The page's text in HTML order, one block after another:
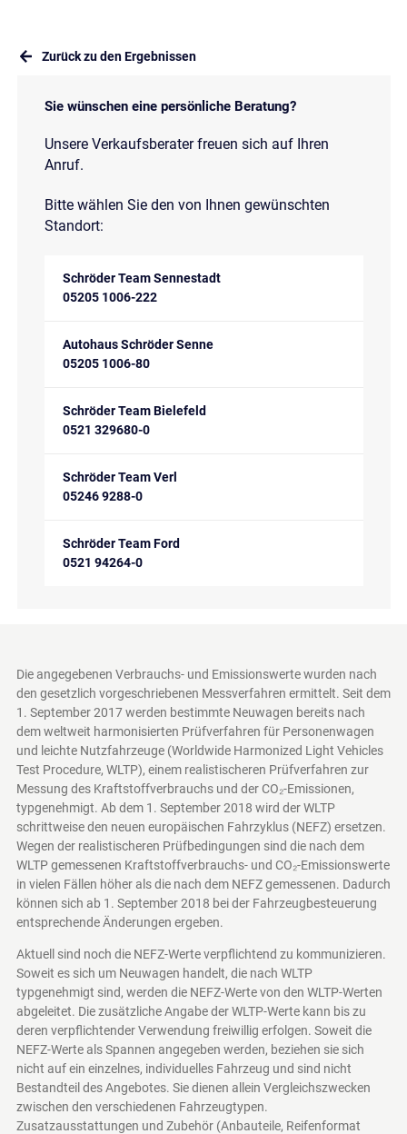
Zurück zu den Ergebnissen
Sie wünschen eine persönliche Beratung?
Unsere Verkaufsberater freuen sich auf Ihren
Anruf.
Bitte wählen Sie den von Ihnen gewünschten
Standort:
Schröder Team Sennestadt
05205 1006-222
Autohaus Schröder Senne
05205 1006-80
Schröder Team Bielefeld
0521 329680-0
Schröder Team Verl
05246 9288-0
Schröder Team Ford
0521 94264-0
Die angegebenen Verbrauchs- und Emissionswerte wurden nach
den gesetzlich vorgeschriebenen Messverfahren ermittelt. Seit dem
1. September 2017 werden bestimmte Neuwagen bereits nach
dem weltweit harmonisierten Prüfverfahren für Personenwagen
und leichte Nutzfahrzeuge (Worldwide Harmonized Light Vehicles
Test Procedure, WLTP), einem realistischeren Prüfverfahren zur
Messung des Kraftstoffverbrauchs und der CO₂-Emissionen,
typgenehmigt. Ab dem 1. September 2018 wird der WLTP
schrittweise den neuen europäischen Fahrzyklus (NEFZ) ersetzen.
Wegen der realistischeren Prüfbedingungen sind die nach dem
WLTP gemessenen Kraftstoffverbrauchs- und CO₂-Emissionswerte
in vielen Fällen höher als die nach dem NEFZ gemessenen. Dadurch
können sich ab 1. September 2018 bei der Fahrzeugbesteuerung
entsprechende Änderungen ergeben.
Aktuell sind noch die NEFZ-Werte verpflichtend zu kommunizieren.
Soweit es sich um Neuwagen handelt, die nach WLTP
typgenehmigt sind, werden die NEFZ-Werte von den WLTP-Werten
abgeleitet. Die zusätzliche Angabe der WLTP-Werte kann bis zu
deren verpflichtender Verwendung freiwillig erfolgen. Soweit die
NEFZ-Werte als Spannen angegeben werden, beziehen sie sich
nicht auf ein einzelnes, individuelles Fahrzeug und sind nicht
Bestandteil des Angebotes. Sie dienen allein Vergleichszwecken
zwischen den verschiedenen Fahrzeugtypen.
Zusatzausstattungen und Zubehör (Anbauteile, Reifenformat